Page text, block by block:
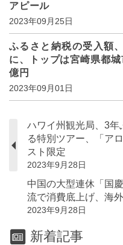
アピール
2023年09月25日
ふるさと納税の受入額
に、トップは宮崎県都
億円
2023年09月01日
ハワイ州観光局、3
る特別ツアー、「ア
スト限定
2023年9月28日
中国の大型連休「国
流で消費底上げ、海
2023年9月28日
新着記事